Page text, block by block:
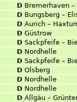
D Bremerhaven
D Bungsberg –
D Aurich –
D Güstrow
D Sackpfeife –
D Nordhelle
D Sackpfeife –
D Olsberg
D Nordhelle
D Nordhelle
D Allgäu –